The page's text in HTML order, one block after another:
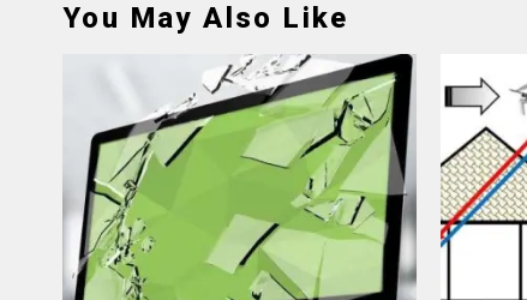
You May Also Like